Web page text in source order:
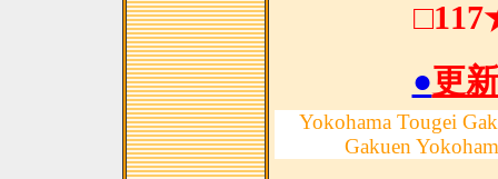
●更
Yokohama Tougei
Gakuen